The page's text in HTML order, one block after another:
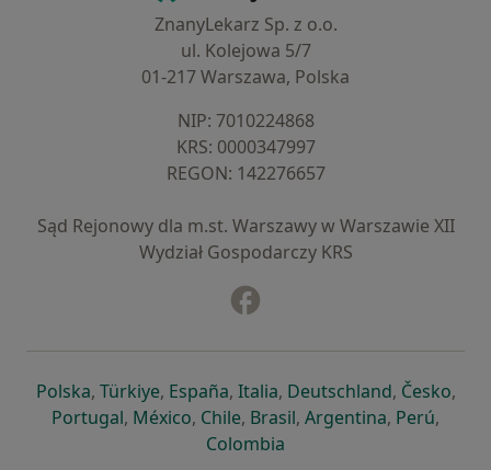
ZnanyLekarz Sp. z o.o.
ul. Kolejowa 5/7
01-217 Warszawa, Polska
NIP: ⁠7010224868
KRS: ⁠0000347997
REGON: ⁠142276657
Sąd Rejonowy dla m.st. Warszawy w Warszawie XII
Wydział Gospodarczy KRS
Polskaotwiera się w nowej karcie
, Türkiyeotwiera się w nowej karcie
, Españaotwiera się w nowej karcie
, Italiaotwiera się w nowej
, Deutschlandotwiera się
, Česko,
Portugalotwiera się w nowej karcie
, Méxicootwiera się w nowej karcie
, Chileotwiera się w nowej karcie
, Brasilotwiera się w nowej
, Argentinaotwiera się
, Perú,
Colombia